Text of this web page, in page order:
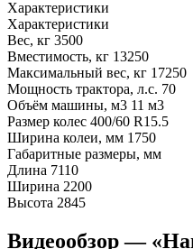
Характеристики
Характеристики
Вес, кг 3500
Вместимость, кг 13250
Максимальный вес, кг 17250
Мощность трактора, л.с. 70
Объём машины, м3 11 м3
Размер колес 400/60 R15.5
Ширина колеи, мм 1750
Габаритные размеры, мм
Длина 7110
Ширина 2200
Высота 2845
Видеообзор —